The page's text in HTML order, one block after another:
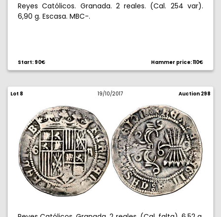
Reyes Católicos. Granada. 2 reales. (Cal. 254 var).
6,90 g. Escasa. MBC-.
Start: 90€ Hammer price: 110€
Lot 8 19/10/2017 Auction 298